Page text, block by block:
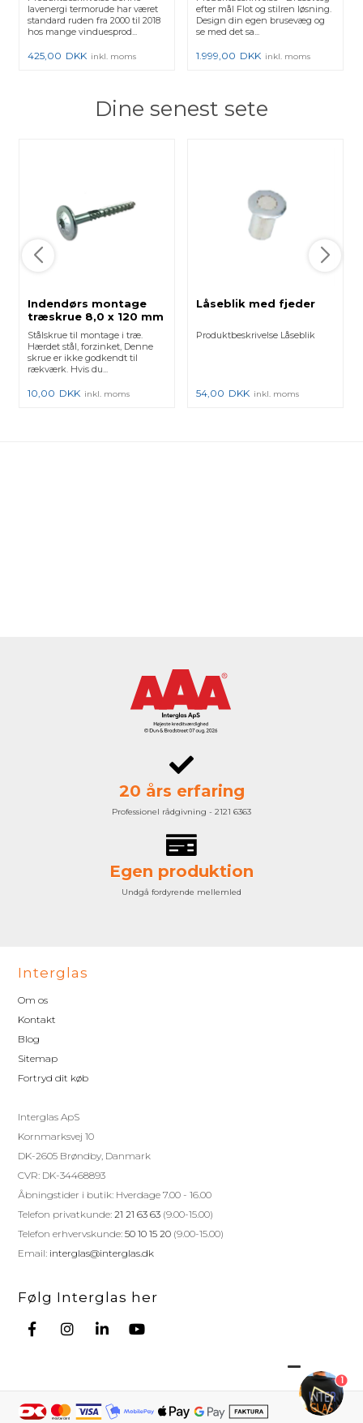
lavenergi termorude har været
standard ruden fra 2000 til 2018
hos mange vinduesprod...
425,00 DKK inkl. moms
efter mål Flot og stilren løsning.
Design din egen brusevæg og
se med det sa...
1.999,00 DKK inkl. moms
Dine senest sete
Indendørs montage
træskrue 8,0 x 120 mm
Stålskrue til montage i træ.
Hærdet stål, forzinket, Denne
skrue er ikke godkendt til
rækværk. Hvis du...
10,00 DKK inkl. moms
Låseblik med fjeder
Produktbeskrivelse Låseblik
54,00 DKK inkl. moms
20 års erfaring
Professionel rådgivning - 2121 6363
Egen produktion
Undgå fordyrende mellemled
Interglas
Om os
Kontakt
Blog
Sitemap
Fortryd dit køb
Interglas ApS
Kornmarksvej 10
DK-2605 Brøndby, Danmark
CVR: DK-34468893
Åbningstider i butik: Hverdage 7.00 - 16.00
Telefon privatkunde:21 21 63 63 (9.00-15.00)
Telefon erhvervskunde:50 10 15 20 (9.00-15.00)
Email: interglas@interglas.dk
Følg Interglas her
1